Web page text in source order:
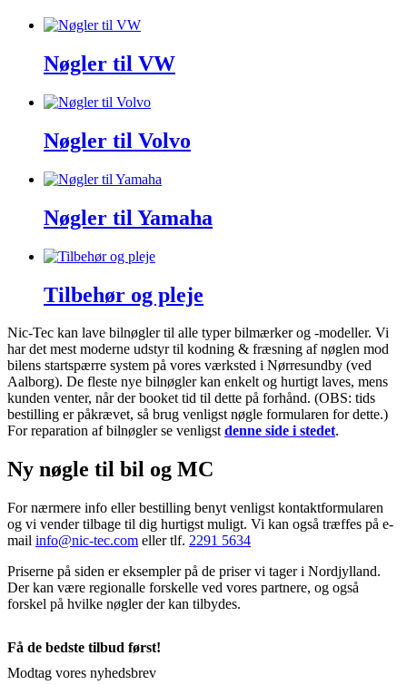
Nøgler til VW
Nøgler til Volvo
Nøgler til Yamaha
Tilbehør og pleje
Nic-Tec kan lave bilnøgler til alle typer bilmærker og -modeller. Vi
har det mest moderne udstyr til kodning & fræsning af nøglen mod
bilens startspærre system på vores værksted i Nørresundby (ved
Aalborg). De fleste nye bilnøgler kan enkelt og hurtigt laves, mens
kunden venter, når der booket tid til dette på forhånd. (OBS: tids
bestilling er påkrævet, så brug venligst nøgle formularen for dette.)
For reparation af bilnøgler se venligstdenne side i stedet.
Ny nøgle til bil og MC
For nærmere info eller bestilling benyt venligst kontaktformularen
og vi vender tilbage til dig hurtigst muligt. Vi kan også træffes på e-
mail info@nic-tec.com eller tlf. 2291 5634
Priserne på siden er eksempler på de priser vi tager i Nordjylland.
Der kan være regionalle forskelle ved vores partnere, og også
forskel på hvilke nøgler der kan tilbydes.
Få de bedste tilbud først!
Modtag vores nyhedsbrev